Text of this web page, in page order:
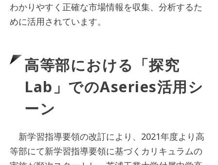
わかりやすく正確な市場情報を収集、分析するた
めに活用されています。
高等部における「探究
Lab」でのAseries活用シ
ーン
新学習指導要領の改訂により、2021年度より高
等部にて新学習指導要領に基づくカリキュラムの